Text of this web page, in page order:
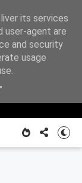
O MNIE
its services
user-agent are
and security
usage